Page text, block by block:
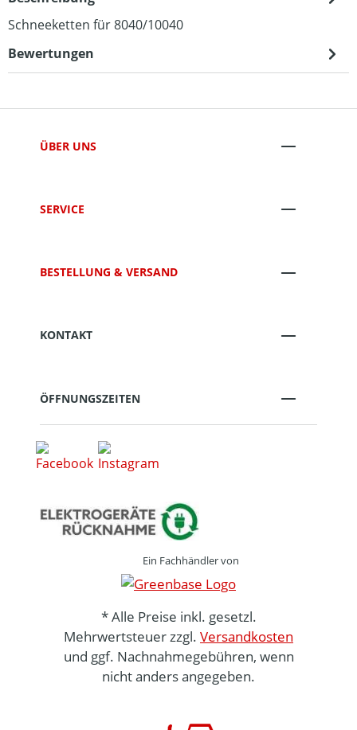
Schneeketten für 8040/10040
Bewertungen
ÜBER UNS
SERVICE
BESTELLUNG & VERSAND
KONTAKT
ÖFFNUNGSZEITEN
Ein Fachhändler von
* Alle Preise inkl. gesetzl.
Mehrwertsteuer zzgl. Versandkosten
und ggf. Nachnahmegebühren, wenn
nicht anders angegeben.